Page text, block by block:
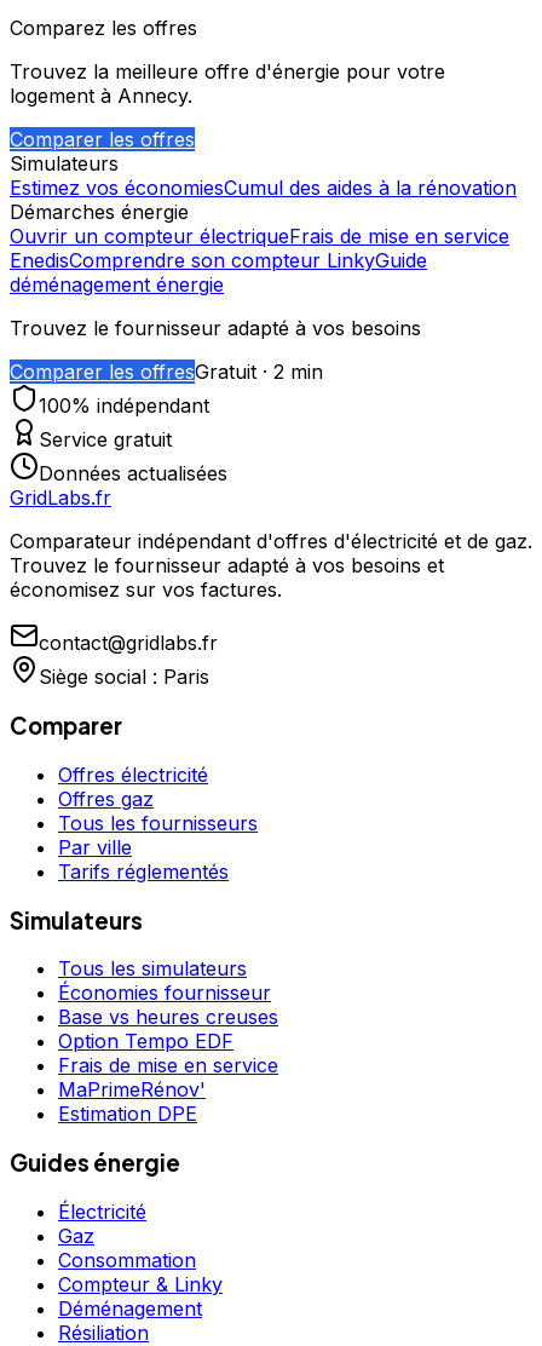
Comparez les offres
Trouvez la meilleure offre d'énergie pour votre
logement à Annecy.
Comparer les offres
Simulateurs
Estimez vos économiesCumul des aides à la rénovation
Démarches énergie
Ouvrir un compteur électriqueFrais de mise en service
EnedisComprendre son compteur LinkyGuide
déménagement énergie
Trouvez le fournisseur adapté à vos besoins
Comparer les offresGratuit · 2 min
100% indépendant
Service gratuit
Données actualisées
GridLabs.fr
Comparateur indépendant d'offres d'électricité et de gaz.
Trouvez le fournisseur adapté à vos besoins et
économisez sur vos factures.
contact@gridlabs.fr
Siège social : Paris
Comparer
Offres électricité
Offres gaz
Tous les fournisseurs
Par ville
Tarifs réglementés
Simulateurs
Tous les simulateurs
Économies fournisseur
Base vs heures creuses
Option Tempo EDF
Frais de mise en service
MaPrimeRénov'
Estimation DPE
Guides énergie
Électricité
Gaz
Consommation
Compteur & Linky
Déménagement
Résiliation